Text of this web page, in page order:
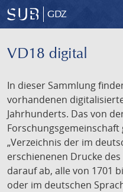
GDZ
VD18 digital
In dieser Sammlung
vorhandenen
Jahrhunderts. Das von
„Verzeichnis der im
erschienenen Drucke des
darauf ab, alle von 1701
oder im deutschen